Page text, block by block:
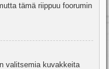
tämä riippuu foorumin
valitsemia kuvakkeita